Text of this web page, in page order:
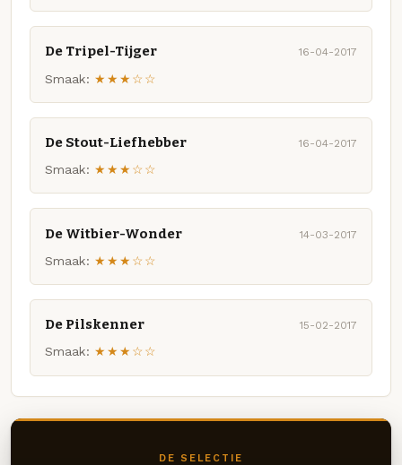
De Tripel-Tijger 16-04-2017
Smaak: ★★★☆☆
De Stout-Liefhebber 16-04-2017
Smaak: ★★★☆☆
De Witbier-Wonder 14-03-2017
Smaak: ★★★☆☆
De Pilskenner 15-02-2017
Smaak: ★★★☆☆
DE SELECTIE